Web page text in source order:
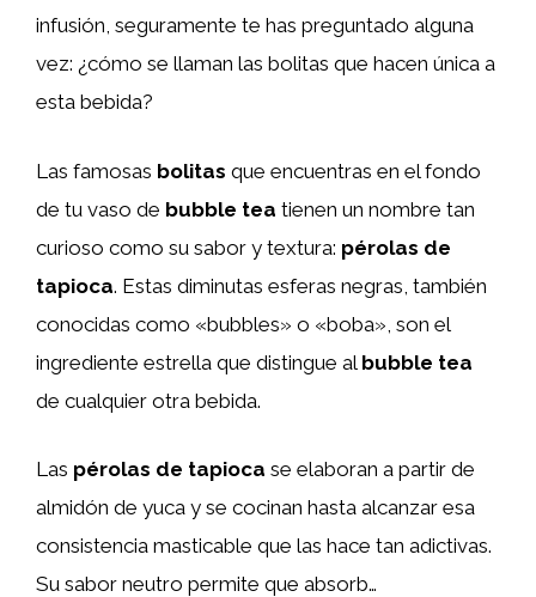
infusión, seguramente te has preguntado alguna
vez: ¿cómo se llaman las bolitas que hacen única a
esta bebida?
Las famosas bolitas que encuentras en el fondo
de tu vaso de bubble tea tienen un nombre tan
curioso como su sabor y textura: pérolas de
tapioca. Estas diminutas esferas negras, también
conocidas como «bubbles» o «boba», son el
ingrediente estrella que distingue al bubble tea
de cualquier otra bebida.
Las pérolas de tapioca se elaboran a partir de
almidón de yuca y se cocinan hasta alcanzar esa
consistencia masticable que las hace tan adictivas.
Su sabor neutro permite que absorb…